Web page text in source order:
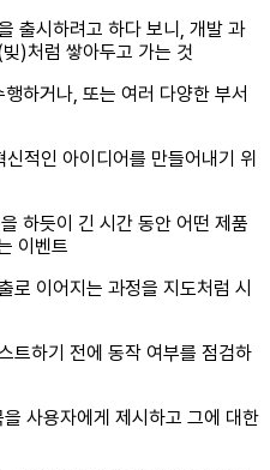
출시하려고 하다 보니, 개발 과
)처럼 쌓아두고 가는 것
하거나, 또는 여러 다양한 부서
적인 아이디어를 만들어내기 위
하듯이 긴 시간 동안 어떤 제품
이벤트
로 이어지는 과정을 지도처럼 시
트하기 전에 동작 여부를 점검하
사용자에게 제시하고 그에 대한